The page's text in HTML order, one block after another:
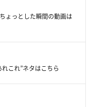
ょっとした瞬間の動画は
これ”ネタはこちら